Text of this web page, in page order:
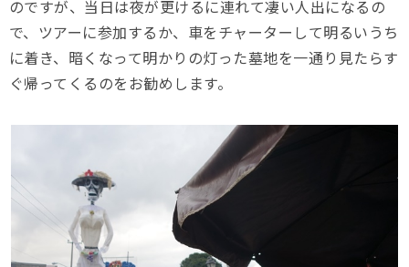
のですが、当日は夜が更けるに連れて凄い人出になるの
で、ツアーに参加するか、車をチャーターして明るいうち
に着き、暗くなって明かりの灯った墓地を一通り見たらす
ぐ帰ってくるのをお勧めします。